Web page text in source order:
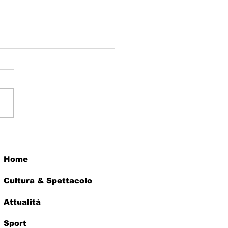
Home
Cultura & Spettacolo
Attualità
Sport